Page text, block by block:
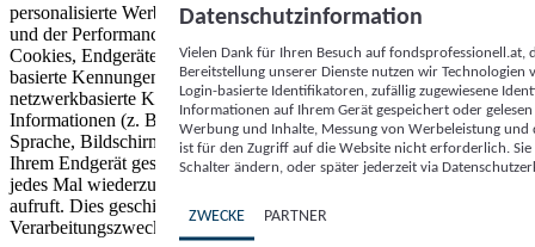
personalisierte Werbung und Inhalte, Messung von Werbeleistung
und der Performance von Inhalten sowie Zielgruppenforschung.
Cookies, Endgeräte- oder ähnliche Online-Kennungen (z. B. login-
basierte Kennungen, zufällig generierte Kennungen,
netzwerkbasierte Kennungen) können zusammen mit anderen
Informationen (z. B. Browsertyp und Browserinformationen,
Sprache, Bildschirmgröße, unterstützte Technologien usw.) auf
Ihrem Endgerät gespeichert oder von dort ausgelesen werden, um es
jedes Mal wiederzuerkennen, wenn es eine App oder einer Webseite
aufruft. Dies geschieht für einen oder mehrere der hier aufgeführten
Verarbeitungszwecke.
Datenschutzinformation
Vielen Dank für Ihren Besuch auf
Bereitstellung unserer Dienste nutzen wir Technologien
Login-basierte Identifikatoren, zufällig zugewiesene
Informationen auf Ihrem Gerät gespeichert oder
Werbung und Inhalte, Messung von Werbeleistung
ist für den Zugriff auf die Website nicht erforderlich.
Schalter ändern, oder später jederzeit via
ZWECKE PARTNER